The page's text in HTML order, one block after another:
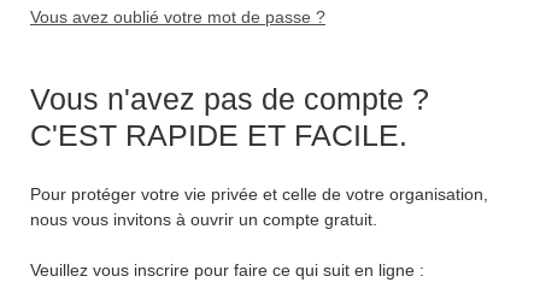
Vous avez oublié votre mot de passe ?
Vous n'avez pas de compte ?
C'EST RAPIDE ET FACILE.
Pour protéger votre vie privée et celle de votre organisation,
nous vous invitons à ouvrir un compte gratuit.
Veuillez vous inscrire pour faire ce qui suit en ligne :